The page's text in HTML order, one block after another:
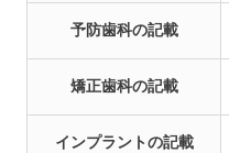
予防歯科の記載
矯正歯科の記載
インプラントの記載